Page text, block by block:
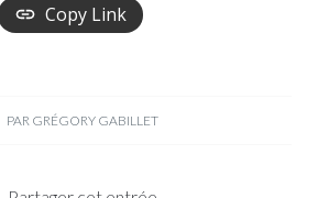
Copy Link
PAR GRÉGORY GABILLET